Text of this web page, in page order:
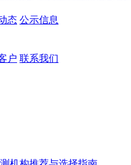
态 公示信息
户 联系我们